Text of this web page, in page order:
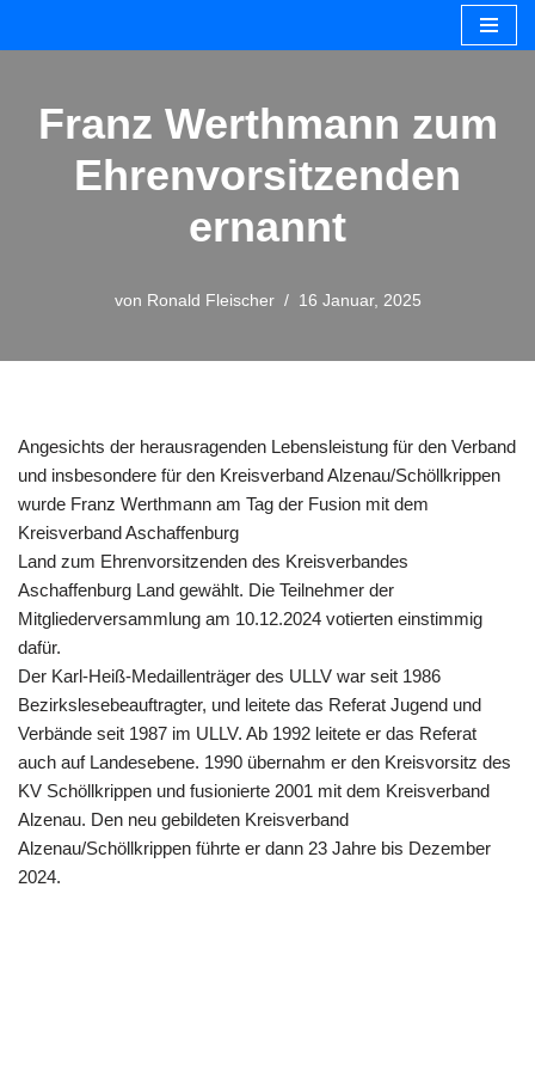
springen
Franz Werthmann zum
Ehrenvorsitzenden
ernannt
von Ronald Fleischer 16 Januar, 2025
Angesichts der herausragenden Lebensleistung für den Verband
und insbesondere für den Kreisverband Alzenau/Schöllkrippen
wurde Franz Werthmann am Tag der Fusion mit dem
Kreisverband Aschaffenburg
Land zum Ehrenvorsitzenden des Kreisverbandes
Aschaffenburg Land gewählt. Die Teilnehmer der
Mitgliederversammlung am 10.12.2024 votierten einstimmig
dafür.
Der Karl-Heiß-Medaillenträger des ULLV war seit 1986
Bezirkslesebeauftragter, und leitete das Referat Jugend und
Verbände seit 1987 im ULLV. Ab 1992 leitete er das Referat
auch auf Landesebene. 1990 übernahm er den Kreisvorsitz des
KV Schöllkrippen und fusionierte 2001 mit dem Kreisverband
Alzenau. Den neu gebildeten Kreisverband
Alzenau/Schöllkrippen führte er dann 23 Jahre bis Dezember
2024.